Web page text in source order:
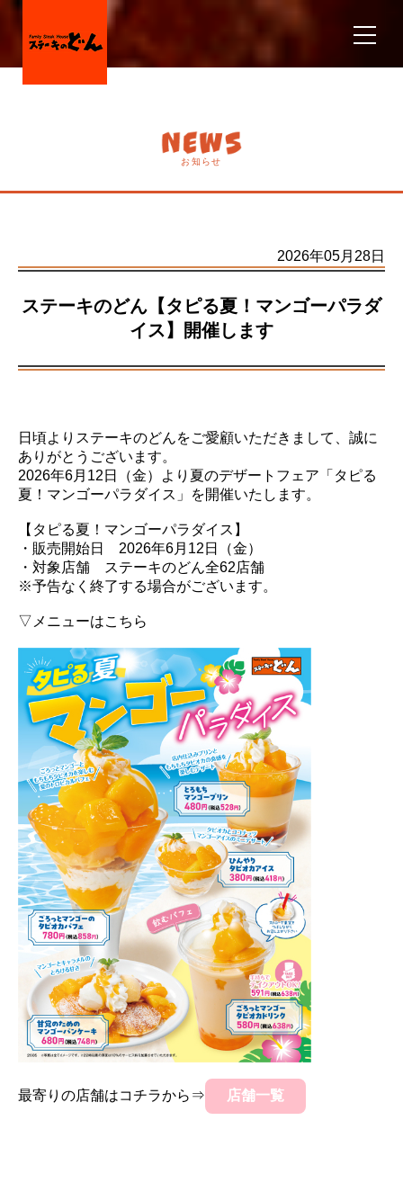
お知らせ
2026年05月28日
ステーキのどん【タピる夏！マンゴーパラダ
イス】開催します
日頃よりステーキのどんをご愛顧いただきまして、誠に
ありがとうございます。
2026年6月12日（金）より夏のデザートフェア「タピる
夏！マンゴーパラダイス」を開催いたします。
【タピる夏！マンゴーパラダイス】
・販売開始日 2026年6月12日（金）
・対象店舗 ステーキのどん全62店舗
※予告なく終了する場合がございます。
▽メニューはこちら
最寄りの店舗はコチラから⇒ 店舗一覧